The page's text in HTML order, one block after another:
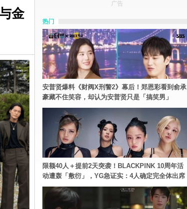
金
广告
热门
安普贤爆料《财阀X刑警2》幕后！郑恩彩看到俞承
豪藏不住笑容，却认为安普贤只是「搞笑男」
限额40人＋提前2天突袭！BLACKPINK 10周年活
动遭轰「敷衍」，YG急证实：4人确定完全体出席